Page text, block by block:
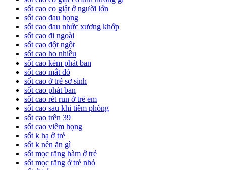
sốt cao co giật ở người lớn
sốt cao đau họng
sốt cao đau nhức xương khớp
sốt cao đi ngoài
sốt cao đột ngột
sốt cao ho nhiều
sốt cao kèm phát ban
sốt cao mắt đỏ
sốt cao ở trẻ sơ sinh
sốt cao phát ban
sốt cao rét run ở trẻ em
sốt cao sau khi tiêm phòng
sốt cao trên 39
sốt cao viêm họng
sốt k hạ ở trẻ
sốt k nên ăn gì
sốt mọc răng hàm ở trẻ
sốt mọc răng ở trẻ nhỏ